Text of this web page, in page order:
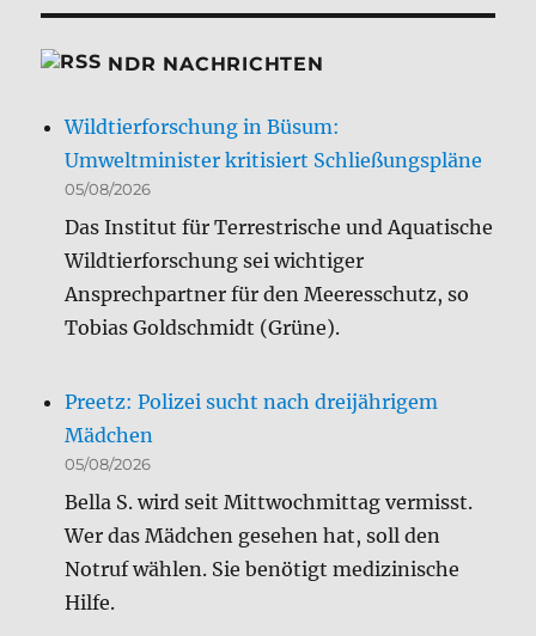
Umweltminister kritisiert Schließungspläne
Wildtierforschung sei wichtiger
Ansprechpartner für den Meeresschutz, so
Tobias Goldschmidt (Grüne).
Preetz: Polizei sucht nach dreijährigem
Mädchen
05/08/2026
Wer das Mädchen gesehen hat, soll den
Notruf wählen. Sie benötigt medizinische
Hilfe.
Heiligenhafen: Bürgermeister wegen
möglicher Untreue angezeigt
05/08/2026